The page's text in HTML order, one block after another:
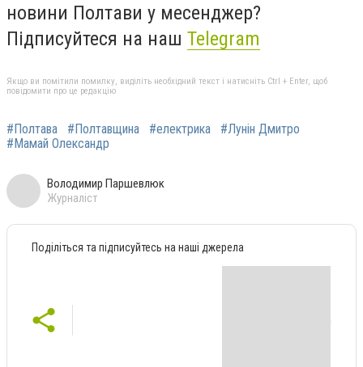
новини Полтави у месенджер?
Підписуйтеся на наш Telegram
Якщо ви помітили помилку, виділіть необхідний текст і натисніть Ctrl + Enter, щоб
повідомити про це редакцію
#Полтава #Полтавщина #електрика
#Лунін Дмитро
#Мамай Олександр
Володимир Паршевлюк
Журналіст
Поділіться та підписуйтесь на наші джерела